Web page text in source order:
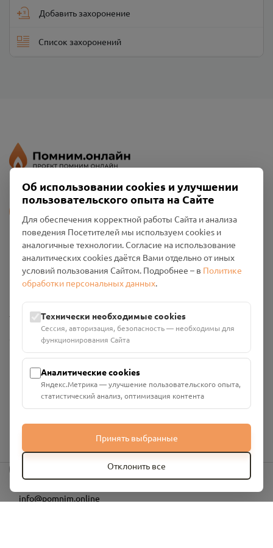
Добавить захоронение
Список захоронений
Пользовательское соглашение
Политика конфиденциальности
Промо-материалы
Настройки cookies
Общество с ограниченной ответственностью «Смоленский
Проект Помним»
ИНН: 6700029207 ОГРН: 1256700001986
Юридический адрес: 216790, Смоленская область, р-н
Руднянский, г. Рудня, улица Западная, д. 26А, пом. 18
Номер счёта: 40702810901130004287 в АО "АЛЬФА-БАНК"
info@pomnim.online
Об использовании cookies и улучшении
пользовательского опыта на Сайте
Для обеспечения корректной работы Сайта и анализа
поведения Посетителей мы используем cookies и
аналогичные технологии. Согласие на использование
аналитических cookies даётся Вами отдельно от иных
условий пользования Сайтом. Подробнее – в Политике
обработки персональных данных.
Технически необходимые cookies
Сессия, авторизация, безопасность — необходимы для
функционирования Сайта
Аналитические cookies
Яндекс.Метрика — улучшение пользовательского опыта,
статистический анализ, оптимизация контента
Принять выбранные
Отклонить все